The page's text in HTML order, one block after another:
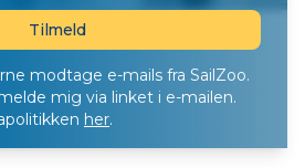
modtage e-mails fra SailZoo.
mig via linket i e-mailen.
her.